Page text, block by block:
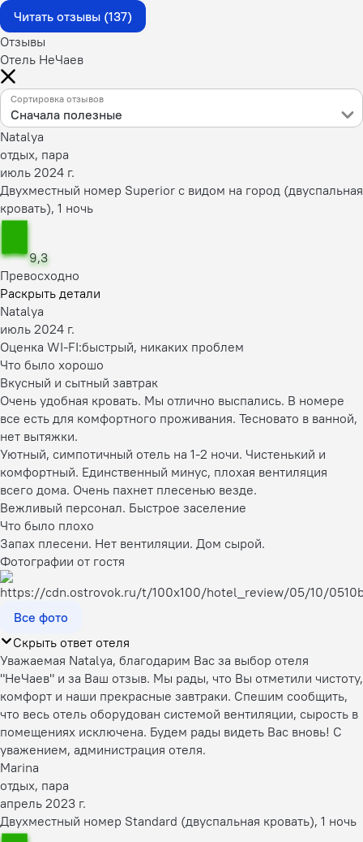
Читать отзывы (137)
Отзывы
Отель НеЧаев
Сортировка отзывов
Сначала полезные
Natalya
отдых, пара
июль 2024 г.
Двухместный номер Superior с видом на город (двуспальная
кровать), 1 ночь
9,3
Превосходно
Раскрыть детали
Natalya
июль 2024 г.
Оценка WI-FI:быстрый, никаких проблем
Что было хорошо
Вкусный и сытный завтрак
Очень удобная кровать. Мы отлично выспались. В номере
все есть для комфортного проживания. Тесновато в ванной,
нет вытяжки.
Уютный, симпотичный отель на 1-2 ночи. Чистенький и
комфортный. Единственный минус, плохая вентиляция
всего дома. Очень пахнет плесенью везде.
Вежливый персонал. Быстрое заселение
Что было плохо
Запах плесени. Нет вентиляции. Дом сырой.
Фотографии от гостя
Все фото
Скрыть ответ отеля
Уважаемая Natalyа, благодарим Вас за выбор отеля
"НеЧаев" и за Ваш отзыв. Мы рады, что Вы отметили чистоту,
комфорт и наши прекрасные завтраки. Спешим сообщить,
что весь отель оборудован системой вентиляции, сырость в
помещениях исключена. Будем рады видеть Вас вновь! С
уважением, администрация отеля.
Marina
отдых, пара
апрель 2023 г.
Двухместный номер Standard (двуспальная кровать), 1 ночь